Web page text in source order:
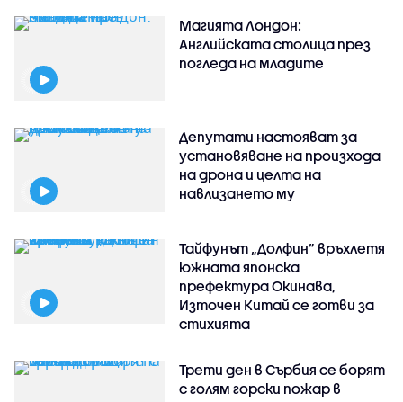
Магията Лондон:
Английската столица през
погледа на младите
Депутати настояват за
установяване на произхода
на дрона и целта на
навлизането му
Тайфунът „Долфин” връхлетя
южната японска
префектура Окинава,
Източен Китай се готви за
стихията
Трети ден в Сърбия се борят
с голям горски пожар в